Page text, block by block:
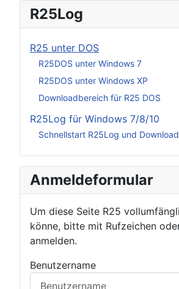
R25Log
R25 unter DOS
R25DOS unter Windows 7
R25DOS unter Windows XP
Downloadbereich für R25 DOS
R25Log für Windows 7/8/10
Schnellstart R25Log und Download
Anmeldeformular
Um diese Seite R25
könne, bitte mit Rufzeichen
anmelden.
Benutzername